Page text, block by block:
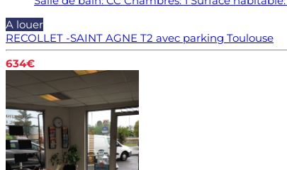
A louer
RECOLLET -SAINT AGNE T2 avec parking Toulouse
634€